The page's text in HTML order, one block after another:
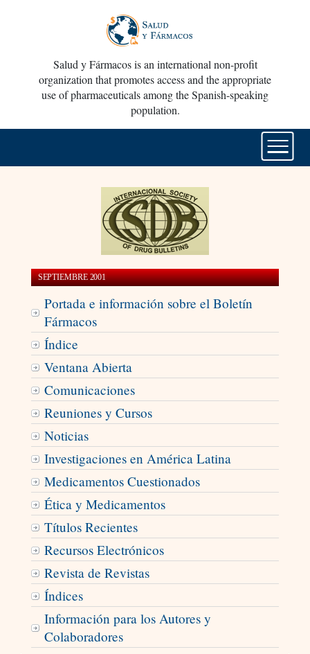
Salud y Fármacos is an international non-profit
organization that promotes access and the appropriate
use of pharmaceuticals among the Spanish-speaking
population.
SEPTIEMBRE 2001
Portada e información sobre el Boletín
Fármacos
Índice
Ventana Abierta
Comunicaciones
Reuniones y Cursos
Noticias
Investigaciones en América Latina
Medicamentos Cuestionados
Ética y Medicamentos
Títulos Recientes
Recursos Electrónicos
Revista de Revistas
Índices
Información para los Autores y
Colaboradores